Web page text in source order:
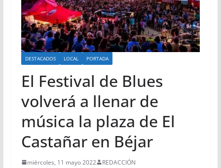
DESTACADOS LOCAL PORTADA
El Festival de Blues
volverá a llenar de
música la plaza de El
Castañar en Béjar
miércoles, 11 mayo 2022 REDACCIÓN